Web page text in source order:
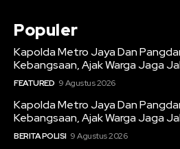
Populer
Kapolda Metro Jaya Dan
Kebangsaan, Ajak Warga Jaga
FEATURED 9 Agustus 2026
Kapolda Metro Jaya Dan
Kebangsaan, Ajak Warga Jaga
BERITA POLISI 9 Agustus 2026